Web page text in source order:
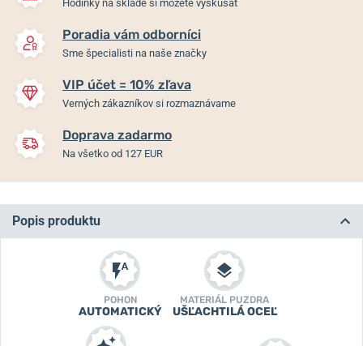
Hodinky na sklade si môžete vyskúšať
Poradia vám odborníci
Sme špecialisti na naše značky
VIP účet = 10% zľava
Verných zákazníkov si rozmaznávame
Doprava zadarmo
Na všetko od 127 EUR
Popis produktu
POHON
AUTOMATICKÝ
MATERIÁL PUZDRA
UŠĽACHTILÁ OCEĽ